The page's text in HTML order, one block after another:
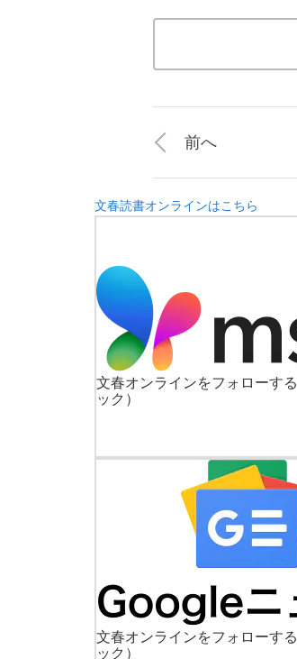
前へ
文春読書オンラインはこちら
文春オンラインをフォローする
ック）
文春オンラインをフォローする
ック）